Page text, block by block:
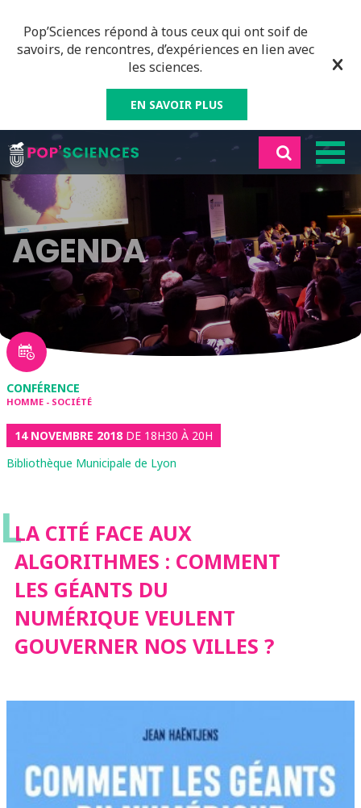
Pop’Sciences répond à tous ceux qui ont soif de
savoirs, de rencontres, d’expériences en lien avec
les sciences.
EN SAVOIR PLUS
AGENDA
CONFÉRENCE
HOMME - SOCIÉTÉ
14 NOVEMBRE 2018DE 18H30 À 20H
Bibliothèque Municipale de Lyon
LLA CITÉ FACE AUX
ALGORITHMES : COMMENT
LES GÉANTS DU
NUMÉRIQUE VEULENT
GOUVERNER NOS VILLES ?